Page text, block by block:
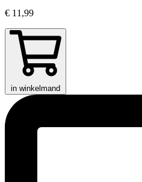
€ 11,99
in winkelmand